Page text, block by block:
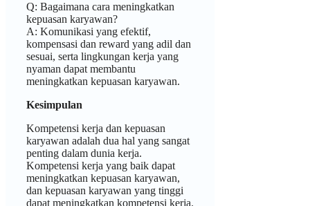
Q: Bagaimana cara meningkatkan
kepuasan karyawan?
A: Komunikasi yang efektif,
kompensasi dan reward yang adil dan
sesuai, serta lingkungan kerja yang
nyaman dapat membantu
meningkatkan kepuasan karyawan.
Kesimpulan
Kompetensi kerja dan kepuasan
karyawan adalah dua hal yang sangat
penting dalam dunia kerja.
Kompetensi kerja yang baik dapat
meningkatkan kepuasan karyawan,
dan kepuasan karyawan yang tinggi
dapat meningkatkan kompetensi kerja.